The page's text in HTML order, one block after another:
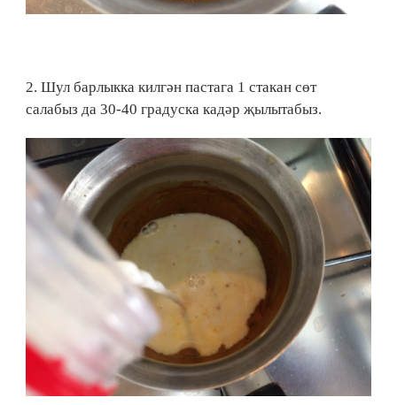
2. Шул барлыкка килгән пастага 1 стакан сөт
салабыз да 30-40 градуска кадәр җылытабыз.